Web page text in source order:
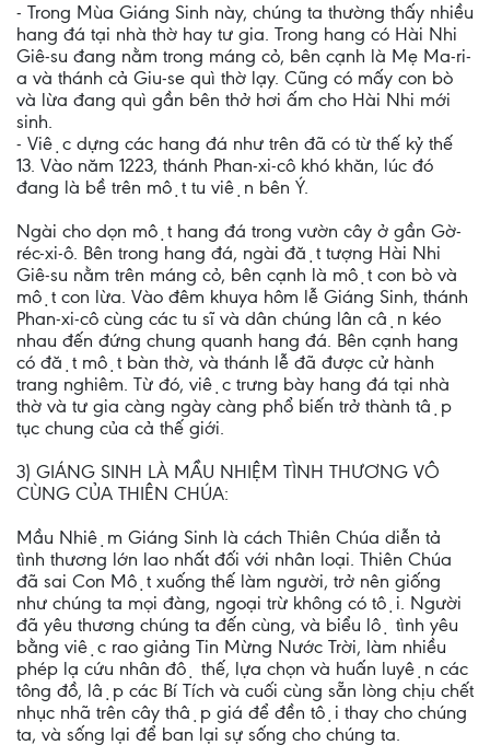
- Trong Mùa Giáng Sinh này, chúng ta thường thấy nhiều
hang đá tại nhà thờ hay tư gia. Trong hang có Hài Nhi
Giê-su đang nằm trong máng cỏ, bên cạnh là Mẹ Ma-ri-
a và thánh cả Giu-se quì thờ lạy. Cũng có mấy con bò
và lừa đang quì gần bên thở hơi ấm cho Hài Nhi mới
sinh.
- Việc dựng các hang đá như trên đã có từ thế kỷ thế
13. Vào năm 1223, thánh Phan-xi-cô khó khăn, lúc đó
đang là bề trên một tu viện bên Ý.
Ngài cho dọn một hang đá trong vườn cây ở gần Gờ-
réc-xi-ô. Bên trong hang đá, ngài đặt tượng Hài Nhi
Giê-su nằm trên máng cỏ, bên cạnh là một con bò và
một con lừa. Vào đêm khuya hôm lễ Giáng Sinh, thánh
Phan-xi-cô cùng các tu sĩ và dân chúng lân cận kéo
nhau đến đứng chung quanh hang đá. Bên cạnh hang
có đặt một bàn thờ, và thánh lễ đã được cử hành
trang nghiêm. Từ đó, việc trưng bày hang đá tại nhà
thờ và tư gia càng ngày càng phổ biến trở thành tập
tục chung của cả thế giới.
3) GIÁNG SINH LÀ MẦU NHIỆM TÌNH THƯƠNG VÔ
CÙNG CỦA THIÊN CHÚA:
Mầu Nhiệm Giáng Sinh là cách Thiên Chúa diễn tả
tình thương lớn lao nhất đối với nhân loại. Thiên Chúa
đã sai Con Một xuống thế làm người, trở nên giống
như chúng ta mọi đàng, ngoại trừ không có tội. Người
đã yêu thương chúng ta đến cùng, và biểu lộ tình yêu
bằng việc rao giảng Tin Mừng Nước Trời, làm nhiều
phép lạ cứu nhân độ thế, lựa chọn và huấn luyện các
tông đồ, lập các Bí Tích và cuối cùng sẵn lòng chịu chết
nhục nhã trên cây thập giá để đền tội thay cho chúng
ta, và sống lại để ban lại sự sống cho chúng ta.